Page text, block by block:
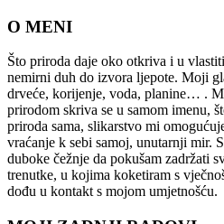
O MENI
Što priroda daje oko otkriva i u
nemirni duh do izvora ljepote. Moji
drveće, korijenje, voda, planine… .
prirodom skriva se u samom imenu,
priroda sama, slikarstvo mi
vraćanje k sebi samoj, unutarnji mir.
duboke čežnje da pokušam zadržati
trenutke, u kojima koketiram s
dođu u kontakt s mojom umjetnošću.